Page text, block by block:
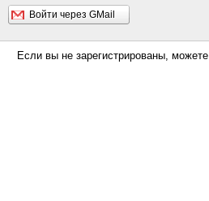
Войти через GMail
Если вы не зарегистрированы, можете